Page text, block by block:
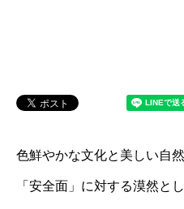
色鮮やかな文化と美しい自
「安全面」に対する漠然と